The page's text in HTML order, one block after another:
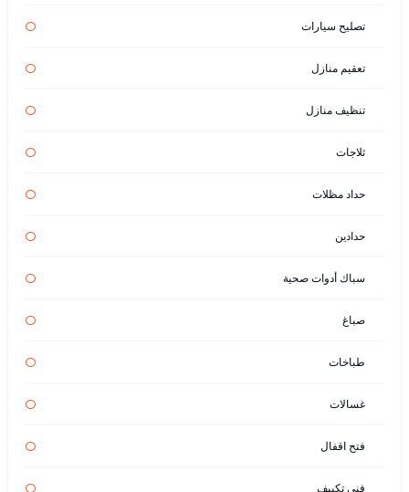
تصليح سيارات
تعقيم منازل
تنظيف منازل
ثلاجات
حداد مظلات
حدادين
سباك أدوات صحية
صباغ
طباخات
غسالات
فتح اقفال
فني تكييف